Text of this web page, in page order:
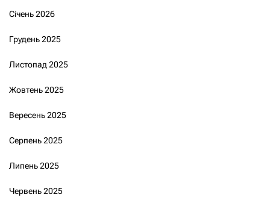
Січень 2026
Грудень 2025
Листопад 2025
Жовтень 2025
Вересень 2025
Серпень 2025
Липень 2025
Червень 2025